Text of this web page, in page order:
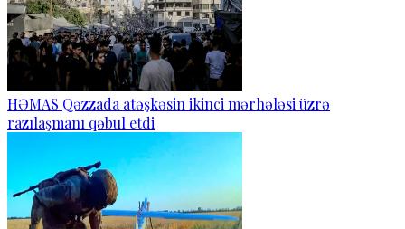
HƏMAS Qəzzada atəşkəsin ikinci mərhələsi üzrə
razılaşmanı qəbul etdi